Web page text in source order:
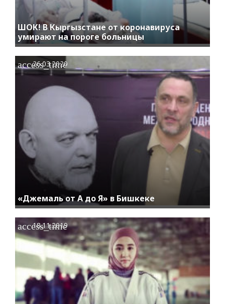
ШОК! В Кыргызстане от коронавируса
умирают на пороге больницы
«Джемаль от А до Я» в Бишкеке
access_time
26.03.2020
access_time
18.11.2019